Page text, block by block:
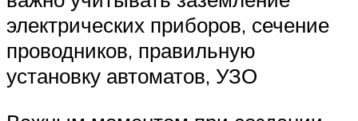
электрических приборов, сечение
проводников, правильную
установку автоматов, УЗО